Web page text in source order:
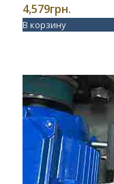
4,579грн.
В корзину